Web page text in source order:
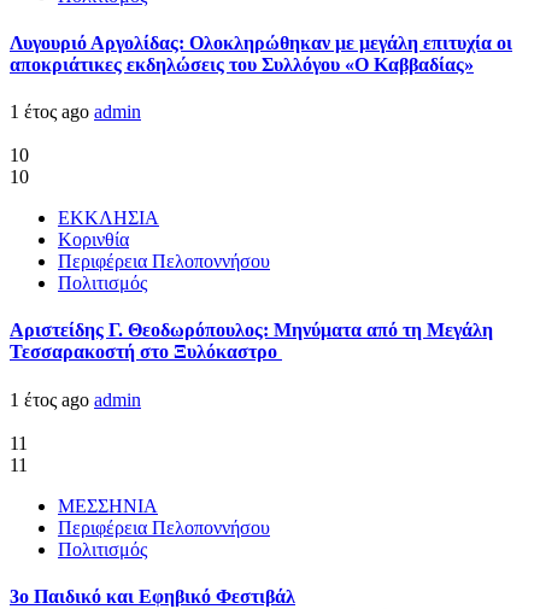
Λυγουριό Αργολίδας: Ολοκληρώθηκαν με μεγάλη επιτυχία οι
αποκριάτικες εκδηλώσεις του Συλλόγου «Ο Καββαδίας»
1 έτος ago admin
10
10
ΕΚΚΛΗΣΙΑ
Κορινθία
Περιφέρεια Πελοποννήσου
Πολιτισμός
Αριστείδης Γ. Θεοδωρόπουλος: Μηνύματα από τη Μεγάλη
Τεσσαρακοστή στο Ξυλόκαστρο
1 έτος ago admin
11
11
ΜΕΣΣΗΝΙΑ
Περιφέρεια Πελοποννήσου
Πολιτισμός
3ο Παιδικό και Εφηβικό Φεστιβάλ